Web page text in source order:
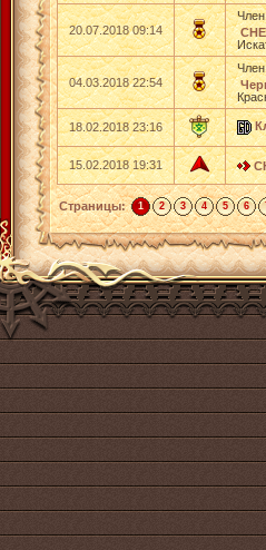
20.07.2018 09:14
04.03.2018 22:54
18.02.2018 23:16
15.02.2018 19:31
Страницы: 1 2 3 4 5 6